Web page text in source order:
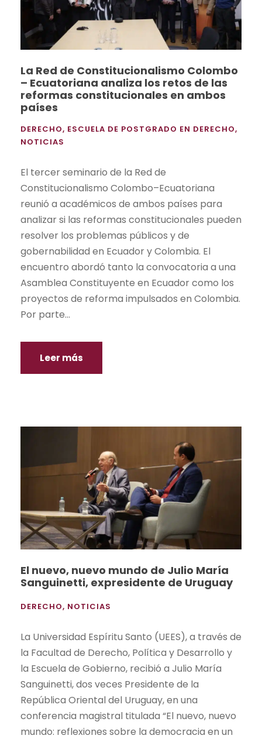
La Red de Constitucionalismo Colombo
– Ecuatoriana analiza los retos de las
reformas constitucionales en ambos
países
DERECHO, ESCUELA DE POSTGRADO EN DERECHO,
NOTICIAS
El tercer seminario de la Red de
Constitucionalismo Colombo–Ecuatoriana
reunió a académicos de ambos países para
analizar si las reformas constitucionales pueden
resolver los problemas públicos y de
gobernabilidad en Ecuador y Colombia. El
encuentro abordó tanto la convocatoria a una
Asamblea Constituyente en Ecuador como los
proyectos de reforma impulsados en Colombia.
Por parte...
Leer más
El nuevo, nuevo mundo de Julio María
Sanguinetti, expresidente de Uruguay
DERECHO, NOTICIAS
La Universidad Espíritu Santo (UEES), a través de
la Facultad de Derecho, Política y Desarrollo y
la Escuela de Gobierno, recibió a Julio María
Sanguinetti, dos veces Presidente de la
República Oriental del Uruguay, en una
conferencia magistral titulada “El nuevo, nuevo
mundo: reflexiones sobre la democracia en un